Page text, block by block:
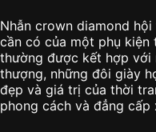
Nhẫn crown diamond
cần có của một phụ kiện
thường được kết hợp với
thượng, những đôi giày
đẹp và giá trị của thời
phong cách và đẳng